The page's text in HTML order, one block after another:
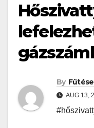
By
AUG 13,